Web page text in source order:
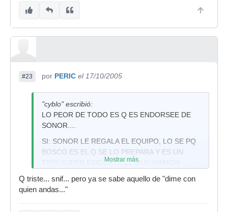
#23 por PERIC el 17/10/2005
"cyblo" escribió:
LO PEOR DE TODO ES Q ES ENDORSEE DE
SONOR....
SI: SONOR LE REGALA EL EQUIPO, LO SE PQ
BOSCO ES EL Q SE LO PREPARA Y ES UN
TIPO SUPER EXIGENTE EL MUY MAMON...
AHORA LLEVA UNA DESIGNER EN ACABADO
ESE COMO DE CAMUFLAJE...
Mostrar más
Q triste... snif... pero ya se sabe aquello de "dime con
quien andas..."